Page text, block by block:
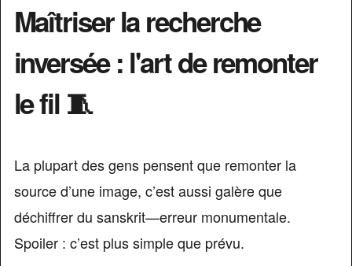
Maîtriser la recherche
inversée : l'art de remonter
le fil 🧵
La plupart des gens pensent que remonter la
source d’une image, c’est aussi galère que
déchiffrer du sanskrit—erreur monumentale.
Spoiler : c’est plus simple que prévu.